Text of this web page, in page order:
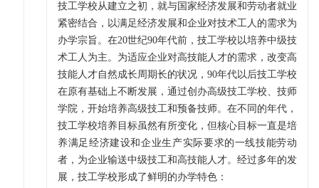
技工学校从建立之初，就与国家经济发展和劳动者就业
紧密结合，以满足经济发展和企业对技术工人的需求为
办学宗旨。在20世纪90年代前，技工学校以培养中级技
术工人为主。为适应企业对高技能人才的需求，改变高
技能人才自然成长周期长的状况，90年代以后技工学校
在原有基础上不断发展，通过创办高级技工学校、技师
学院，开始培养高级技工和预备技师。在不同的年代，
技工学校培养目标虽然有所变化，但核心目标一直是培
养满足经济建设和企业生产实际要求的一线技能劳动
者，为企业输送中级技工和高技能人才。经过多年的发
展，技工学校形成了鲜明的办学特色：